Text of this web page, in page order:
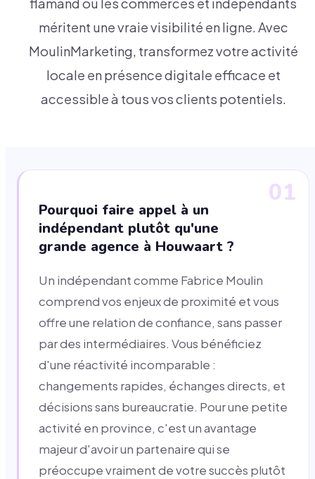
flamand où les commerces et indépendants
méritent une vraie visibilité en ligne. Avec
MoulinMarketing, transformez votre activité
locale en présence digitale efficace et
accessible à tous vos clients potentiels.
01
Pourquoi faire appel à un
indépendant plutôt qu'une
grande agence à Houwaart ?
Un indépendant comme Fabrice Moulin
comprend vos enjeux de proximité et vous
offre une relation de confiance, sans passer
par des intermédiaires. Vous bénéficiez
d'une réactivité incomparable :
changements rapides, échanges directs, et
décisions sans bureaucratie. Pour une petite
activité en province, c'est un avantage
majeur d'avoir un partenaire qui se
préoccupe vraiment de votre succès plutôt